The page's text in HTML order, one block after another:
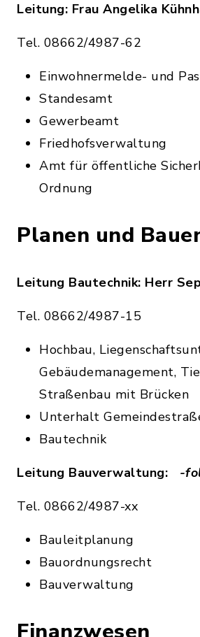
Leitung: Frau Angelika
Tel. 08662/4987-62
Einwohnermelde- und
Standesamt
Gewerbeamt
Friedhofsverwaltung
Amt für öffentliche
Ordnung
Planen und
Leitung Bautechnik: Herr
Tel. 08662/4987-15
Hochbau,
Gebäudemanagement,
Straßenbau mit Brücken
Unterhalt
Bautechnik
Leitung Bauverwaltung: -
Tel. 08662/4987-xx
Bauleitplanung
Bauordnungsrecht
Bauverwaltung